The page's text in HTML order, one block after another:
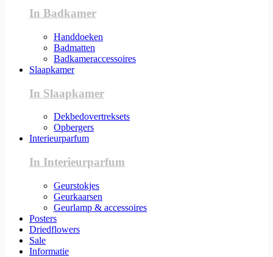
In Badkamer
Handdoeken
Badmatten
Badkameraccessoires
Slaapkamer
In Slaapkamer
Dekbedovertreksets
Opbergers
Interieurparfum
In Interieurparfum
Geurstokjes
Geurkaarsen
Geurlamp & accessoires
Posters
Driedflowers
Sale
Informatie